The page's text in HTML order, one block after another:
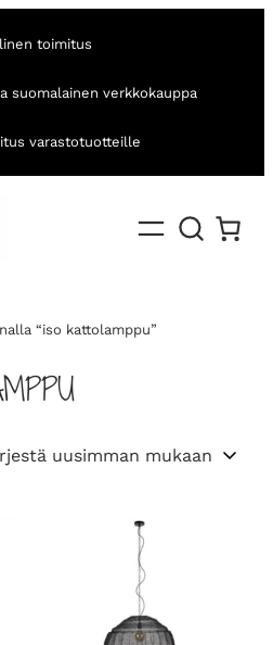
toimitus
suomalainen verkkokauppa
varastotuotteille
“iso kattolamppu”